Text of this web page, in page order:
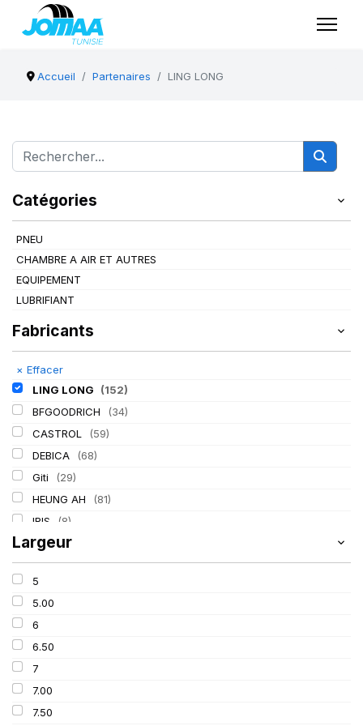
Accueil Partenaires LING LONG
Catégories
PNEU
CHAMBRE A AIR ET AUTRES
EQUIPEMENT
LUBRIFIANT
Fabricants
× Effacer
LING LONG
(152)
BFGOODRICH
(34)
CASTROL
(59)
DEBICA
(68)
Giti
(29)
HEUNG AH
(81)
IRIS
(8)
ITALMATIC
KLEBER (116)
LASSA
MICHELIN
MITAS
Mondolfo ferro
PIRELLI
PROMETEON
SCHRADER
Largeur
5
5.00
6
6.50
7
7.00
7.50